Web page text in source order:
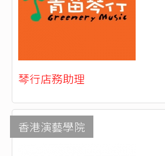
琴行店務助理
香港演藝學院